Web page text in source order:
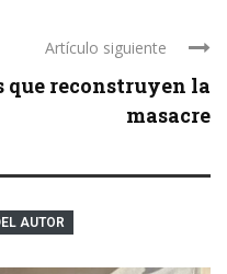
Artículo siguiente
que reconstruyen la
masacre
AUTOR